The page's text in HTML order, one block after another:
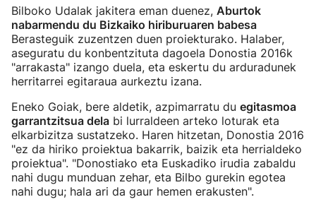
Bilboko Udalak jakitera eman duenez, Aburtok
nabarmendu du Bizkaiko hiriburuaren babesa
Berasteguik zuzentzen duen proiekturako. Halaber,
aseguratu du konbentzituta dagoela Donostia 2016k
"arrakasta" izango duela, eta eskertu du arduradunek
herritarrei egitaraua aurkeztu izana.
Eneko Goiak, bere aldetik, azpimarratu du egitasmoa
garrantzitsua dela bi lurraldeen arteko loturak eta
elkarbizitza sustatzeko. Haren hitzetan, Donostia 2016
"ez da hiriko proiektua bakarrik, baizik eta herrialdeko
proiektua". "Donostiako eta Euskadiko irudia zabaldu
nahi dugu munduan zehar, eta Bilbo gurekin egotea
nahi dugu; hala ari da gaur hemen erakusten".